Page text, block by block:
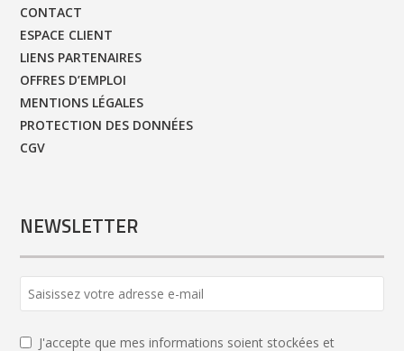
CONTACT
ESPACE CLIENT
LIENS PARTENAIRES
OFFRES D’EMPLOI
MENTIONS LÉGALES
PROTECTION DES DONNÉES
CGV
NEWSLETTER
J'accepte que mes informations soient stockées et